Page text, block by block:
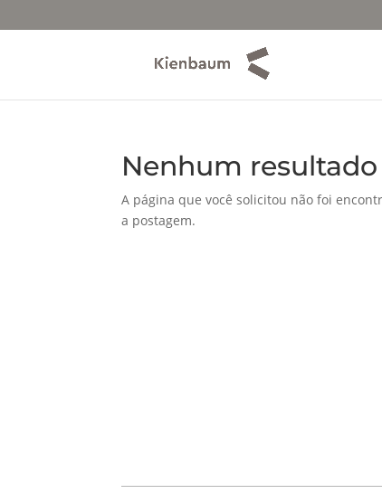
Nenhum
A página que você solicitou não foi
a postagem.